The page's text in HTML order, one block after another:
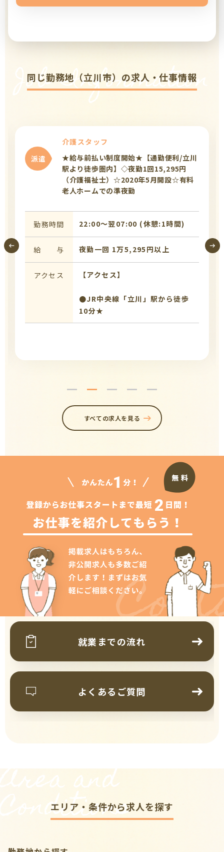
Job Information
同じ勤務地（立川市）の求人・仕事情報
派遣
介護スタッフ
★給与前払い制度開始★【通勤便利/立川
駅より徒歩圏内】◇夜勤1回15,295円
（介護福祉士）☆2020年5月開設☆有料
老人ホームでの準夜勤
勤務時間 22:00〜翌07:00 (休憩:1時間)
給 与 夜勤一回 1万5,295円以上
アクセス 【アクセス】
●JR中央線「立川」駅から徒歩
10分★
すべての求人を見る
就業までの流れ
よくあるご質問
Area and
Conditions
エリア・条件から求人を探す